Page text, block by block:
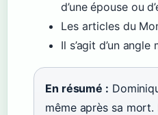
d’une épouse ou
Les articles du
Il s’agit d’un
En résumé :
même après sa mort.